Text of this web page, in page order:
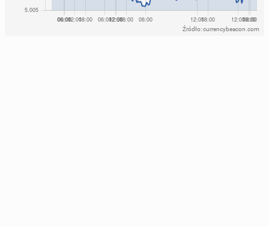
Źródło: currencybeacon.com